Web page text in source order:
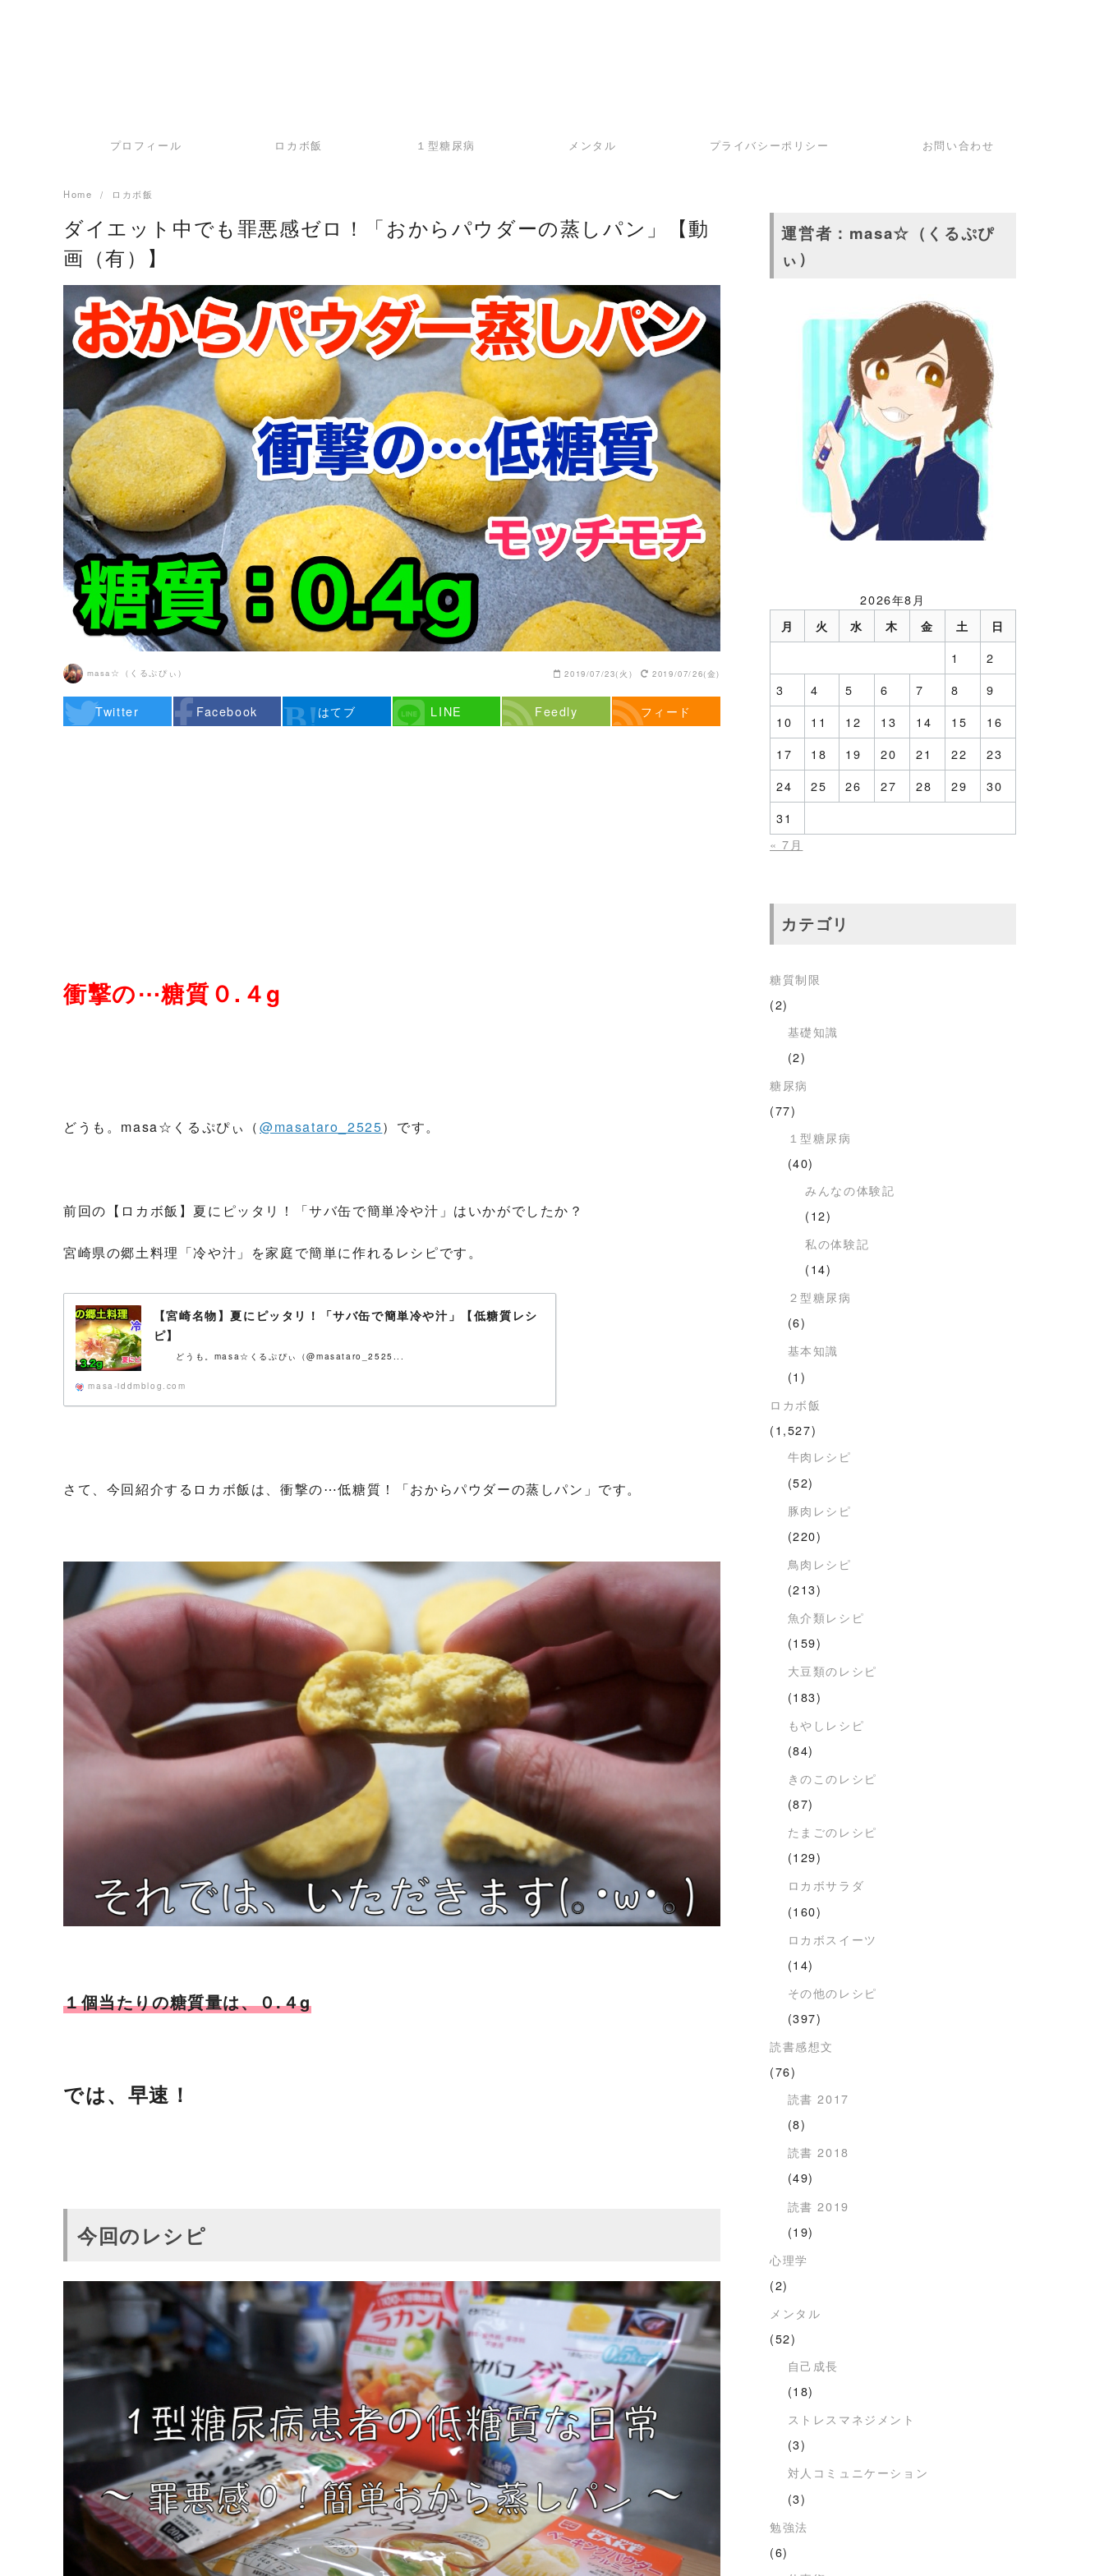
プロフィール ロカボ飯 １型糖尿病 メンタル プライバシーポリシー お問い合わせ
Home ロカボ飯
ダイエット中でも罪悪感ゼロ！「おからパウダーの蒸しパン」【動
画（有）】
masa☆（くるぷぴぃ） 2019/07/23(火) 2019/07/26(金)
Twitter Facebook はてブ LINE Feedly フィード
衝撃の⋯糖質０.４g
どうも。masa☆くるぷぴぃ（@masataro_2525）です。
前回の【ロカボ飯】夏にピッタリ！「サバ缶で簡単冷や汁」はいかがでしたか？
宮崎県の郷土料理「冷や汁」を家庭で簡単に作れるレシピです。
【宮崎名物】夏にピッタリ！「サバ缶で簡単冷や汁」【低糖質レシ
ピ】
どうも。masa☆くるぷぴぃ（@masataro_2525...
masa-iddmblog.com
さて、今回紹介するロカボ飯は、衝撃の⋯低糖質！「おからパウダーの蒸しパン」です。
１個当たりの糖質量は、０.４g
では、早速！
今回のレシピ
運営者：masa☆（くるぷぴ
ぃ）
2026年8月
月 火 水 木 金 土 日
1
2
3
4 5 6 7 8
9
10
11 12 13 14 15
16
17
18 19 20 21 22
23
24
25 26 27 28 29
30
31
« 7月
カテゴリ
糖質制限
(2)
基礎知識
(2)
糖尿病
(77)
１型糖尿病
(40)
みんなの体験記
(12)
私の体験記
(14)
２型糖尿病
(6)
基本知識
(1)
ロカボ飯
(1,527)
牛肉レシピ
(52)
豚肉レシピ
(220)
鳥肉レシピ
(213)
魚介類レシピ
(159)
大豆類のレシピ
(183)
もやしレシピ
(84)
きのこのレシピ
(87)
たまごのレシピ
(129)
ロカボサラダ
(160)
ロカボスイーツ
(14)
その他のレシピ
(397)
読書感想文
(76)
読書 2017
(8)
読書 2018
(49)
読書 2019
(19)
心理学
(2)
メンタル
(52)
自己成長
(18)
ストレスマネジメント
(3)
対人コミュニケーション
(3)
勉強法
(6)